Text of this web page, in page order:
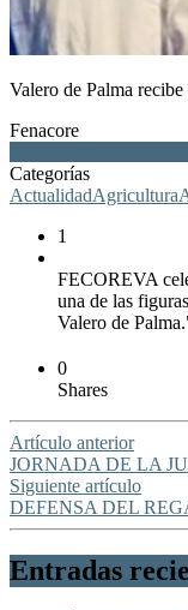
Valero de Palma
Fenacore
Categorías
ActualidadAgricultura
1
FECOREVA
una de las
Valero de
0
Shares
Artículo anterior
JORNADA DE LA
Siguiente artículo
DEFENSA DEL
Entradas